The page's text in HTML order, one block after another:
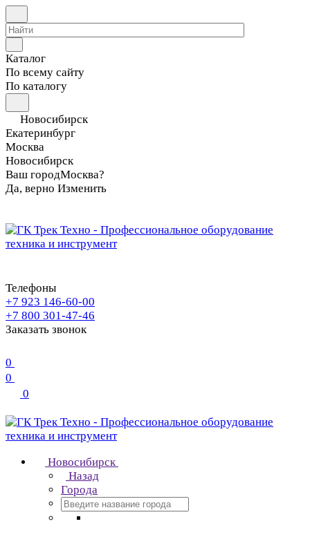
Каталог
По всему сайту
По каталогу
Новосибирск
Екатеринбург
Москва
Новосибирск
Ваш городМосква?
Да, верно Изменить
Телефоны
+7 923 146-60-00
+7 800 301-47-46
Заказать звонок
0
0
0
Новосибирск
Назад
Города